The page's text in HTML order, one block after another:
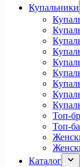
Купальники
Топ-
Топ-
Каталог